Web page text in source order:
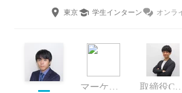
東京 学生インターン オンラ
マーケティング 取締役